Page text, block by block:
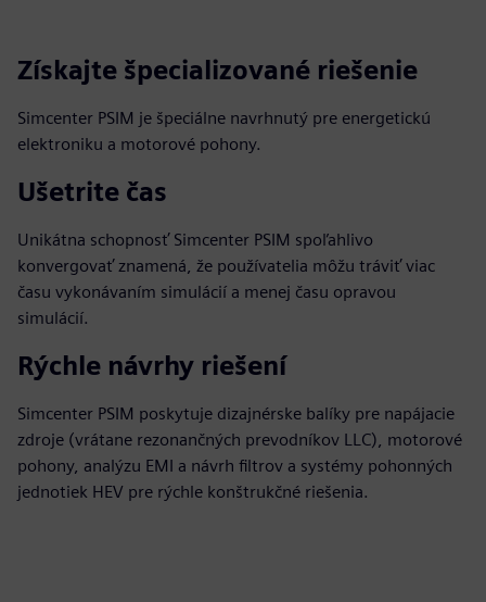
Získajte špecializované riešenie
Simcenter PSIM je špeciálne navrhnutý pre energetickú
elektroniku a motorové pohony.
Ušetrite čas
Unikátna schopnosť Simcenter PSIM spoľahlivo
konvergovať znamená, že používatelia môžu tráviť viac
času vykonávaním simulácií a menej času opravou
simulácií.
Rýchle návrhy riešení
Simcenter PSIM poskytuje dizajnérske balíky pre napájacie
zdroje (vrátane rezonančných prevodníkov LLC), motorové
pohony, analýzu EMI a návrh filtrov a systémy pohonných
jednotiek HEV pre rýchle konštrukčné riešenia.